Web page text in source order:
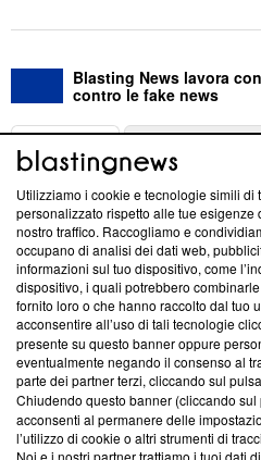
Blasting News lavora
contro le fake news
ABOUT
Questa sezione offre
News, sui nostri processi
creare news di qualità. Inoltre,
‘Trust Project - News with
ancora membro del programma,
parte; Trust Project non ha
conformità agli standard.
Su di noi
Team editoriale
Utilizziamo i cookie e tecnologie simili di
personalizzato rispetto alle tue
nostro traffico. Raccogliamo e
occupano di analisi dei dati web,
informazioni sul tuo dispositivo, come
dispositivo, i quali potrebbero
fornito loro o che hanno raccolto dal tuo
acconsentire all’uso di tali tecnologie
presente su questo banner oppure
eventualmente negando il consenso al
parte dei partner terzi, cliccando sul
Chiudendo questo banner (cliccando sul
acconsenti al permanere delle
l’utilizzo di cookie o altri strumenti di
Noi e i nostri partner trattiamo i tuoi dati